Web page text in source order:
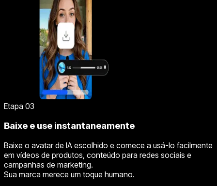
Etapa 03
Baixe e use instantaneamente
Baixe o avatar de IA escolhido e comece a usá-lo facilmente
em vídeos de produtos, conteúdo para redes sociais e
campanhas de marketing.
Sua marca merece um toque humano.